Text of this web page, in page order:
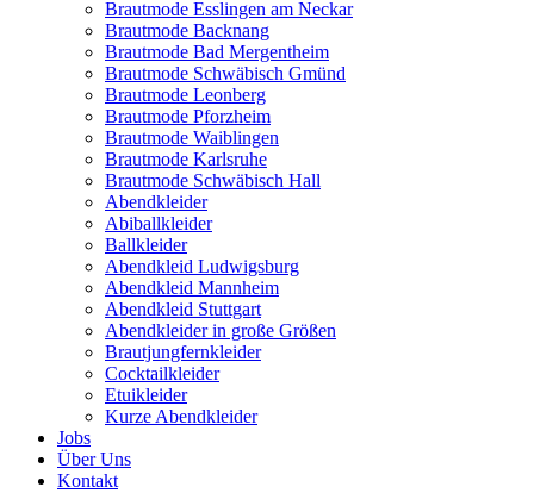
Brautmode Esslingen am Neckar
Brautmode Backnang
Brautmode Bad Mergentheim
Brautmode Schwäbisch Gmünd
Brautmode Leonberg
Brautmode Pforzheim
Brautmode Waiblingen
Brautmode Karlsruhe
Brautmode Schwäbisch Hall
Abendkleider
Abiballkleider
Ballkleider
Abendkleid Ludwigsburg
Abendkleid Mannheim
Abendkleid Stuttgart
Abendkleider in große Größen
Brautjungfernkleider
Cocktailkleider
Etuikleider
Kurze Abendkleider
Jobs
Über Uns
Kontakt